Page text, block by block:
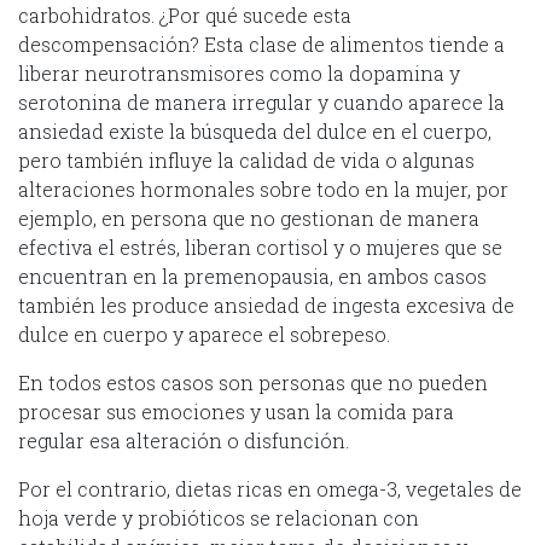
carbohidratos. ¿Por qué sucede esta
descompensación? Esta clase de alimentos tiende a
liberar neurotransmisores como la dopamina y
serotonina de manera irregular y cuando aparece la
ansiedad existe la búsqueda del dulce en el cuerpo,
pero también influye la calidad de vida o algunas
alteraciones hormonales sobre todo en la mujer, por
ejemplo, en persona que no gestionan de manera
efectiva el estrés, liberan cortisol y o mujeres que se
encuentran en la premenopausia, en ambos casos
también les produce ansiedad de ingesta excesiva de
dulce en cuerpo y aparece el sobrepeso.
En todos estos casos son personas que no pueden
procesar sus emociones y usan la comida para
regular esa alteración o disfunción.
Por el contrario, dietas ricas en omega-3, vegetales de
hoja verde y probióticos se relacionan con